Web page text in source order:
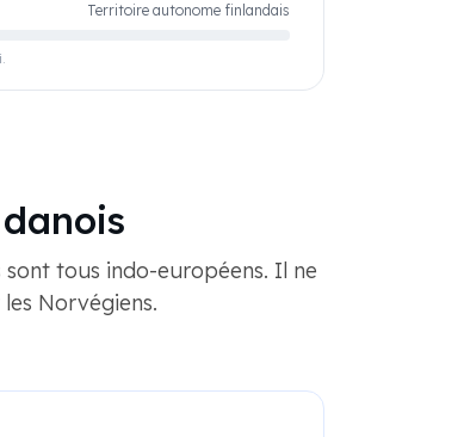
Territoire autonome finlandais
tous indo-européens. Il ne
Norvégiens.